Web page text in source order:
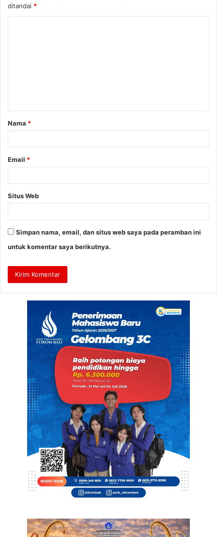
ditandai *
a
r
Nama *
Email *
Situs Web
Simpan nama, email, dan situs web saya pada peramban ini
untuk komentar saya berikutnya.